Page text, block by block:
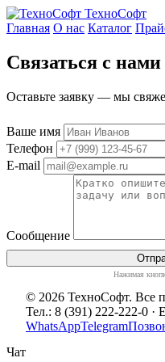
ТехноСофт
Главная О нас Каталог
Связаться с нами
Оставьте заявку — мы
Ваше имя
Телефон
E-mail
Сообщение
Нажимая
© 2026 ТехноСофт. Все
Тел.: 8 (391) 222-222-0 ·
WhatsAppTelegram
Чат